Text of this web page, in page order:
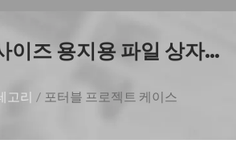
즈 용지용 파일 상자,
고리 / 포터블 프로젝트 케이스